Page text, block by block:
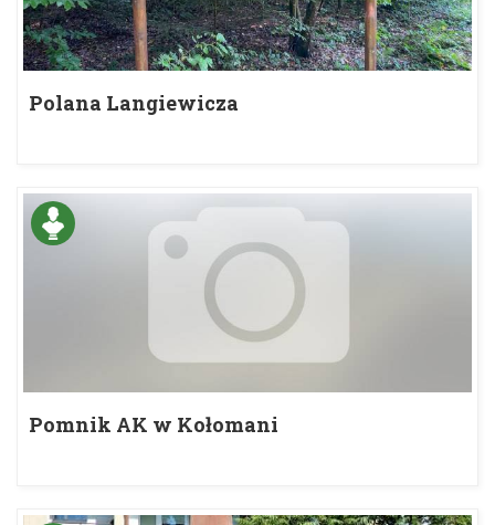
Polana Langiewicza
Pomnik AK w Kołomani